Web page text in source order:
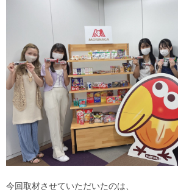
今回取材させていただいたのは、